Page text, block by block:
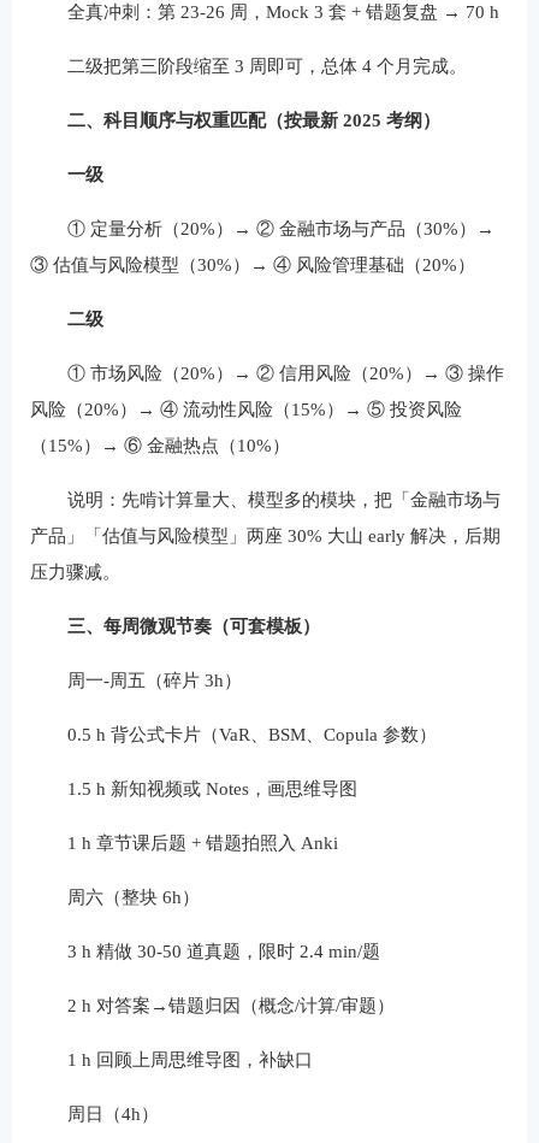
全真冲刺：第 23-26 周，Mock 3 套 + 错题复盘 → 70 h
二级把第三阶段缩至 3 周即可，总体 4 个月完成。
二、科目顺序与权重匹配（按最新 2025 考纲）
一级
① 定量分析（20%）→ ② 金融市场与产品（30%）→
③ 估值与风险模型（30%）→ ④ 风险管理基础（20%）
二级
① 市场风险（20%）→ ② 信用风险（20%）→ ③ 操作
风险（20%）→ ④ 流动性风险（15%）→ ⑤ 投资风险
（15%）→ ⑥ 金融热点（10%）
说明：先啃计算量大、模型多的模块，把「金融市场与
产品」「估值与风险模型」两座 30% 大山 early 解决，后期
压力骤减。
三、每周微观节奏（可套模板）
周一-周五（碎片 3h）
0.5 h 背公式卡片（VaR、BSM、Copula 参数）
1.5 h 新知视频或 Notes，画思维导图
1 h 章节课后题 + 错题拍照入 Anki
周六（整块 6h）
3 h 精做 30-50 道真题，限时 2.4 min/题
2 h 对答案→错题归因（概念/计算/审题）
1 h 回顾上周思维导图，补缺口
周日（4h）